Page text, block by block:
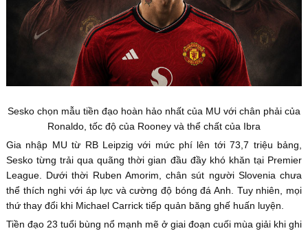
Sesko chọn mẫu tiền đạo hoàn hảo nhất của MU với chân phải của
Ronaldo, tốc độ của Rooney và thể chất của Ibra
Gia nhập MU từ RB Leipzig với mức phí lên tới 73,7 triệu bảng,
Sesko từng trải qua quãng thời gian đầu đầy khó khăn tại Premier
League. Dưới thời Ruben Amorim, chân sút người Slovenia chưa
thể thích nghi với áp lực và cường độ bóng đá Anh. Tuy nhiên, mọi
thứ thay đổi khi Michael Carrick tiếp quản băng ghế huấn luyện.
Tiền đạo 23 tuổi bùng nổ mạnh mẽ ở giai đoạn cuối mùa giải khi ghi